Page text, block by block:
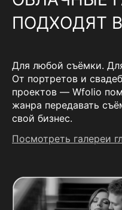
ПОДХОДЯТ
Для любой съёмки.
От портретов и
проектов — Wfolio
жанра передавать
свой бизнес.
Посмотреть галереи